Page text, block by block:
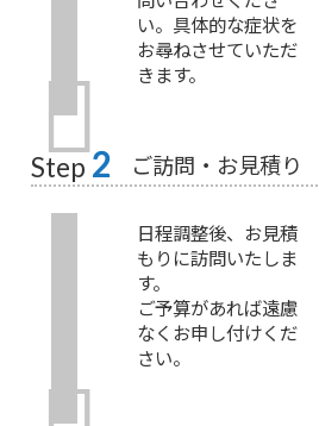
い。具体的な症状を
お尋ねさせていただ
きます。
Step 2 ご訪問・お見積り
日程調整後、お見積
もりに訪問いたしま
す。
ご予算があれば遠慮
なくお申し付けくだ
さい。